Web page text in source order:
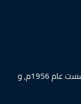
هي أول جريدة مسائية في جمهورية مصر العربية تأسست عام 1956م, و